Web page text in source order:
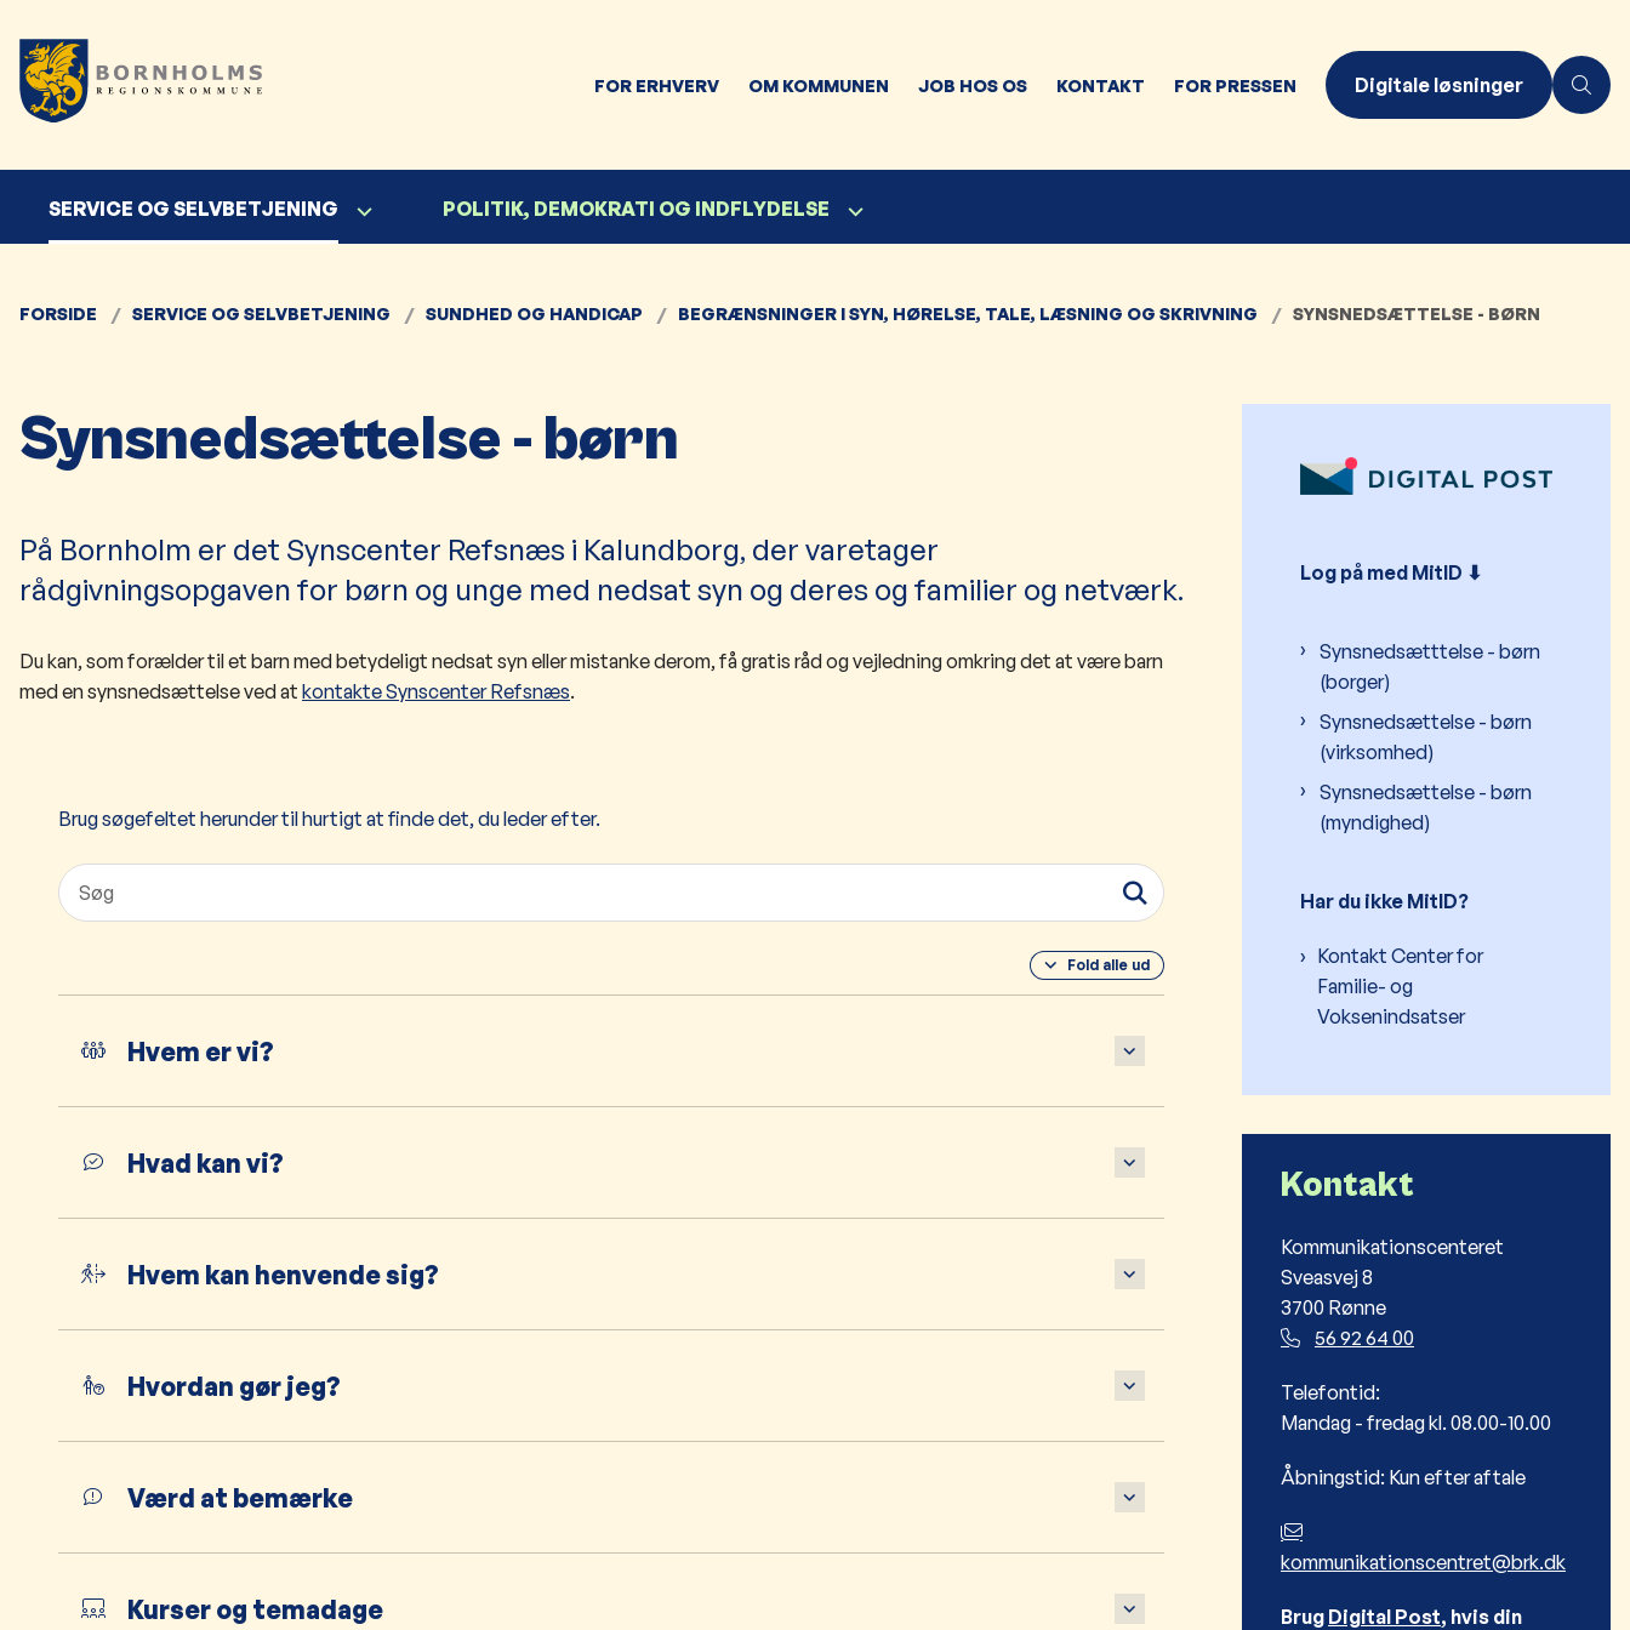
FOR ERHVERV OM KOMMUNEN JOB HOS OS KONTAKT FOR PRESSEN Digitale løsninger
SERVICE OG SELVBETJENING POLITIK, DEMOKRATI OG INDFLYDELSE
FORSIDE SERVICE OG SELVBETJENING SUNDHED OG HANDICAP BEGRÆNSNINGER I SYN, HØRELSE, TALE, LÆSNING OG SKRIVNING SYNSNEDSÆTTELSE - BØRN
Synsnedsættelse - børn
På Bornholm er det Synscenter Refsnæs i Kalundborg, der varetager
rådgivningsopgaven for børn og unge med nedsat syn og deres og familier og netværk.
Du kan, som forælder til et barn med betydeligt nedsat syn eller mistanke derom, få gratis råd og vejledning omkring det at være barn
med en synsnedsættelse ved at kontakte Synscenter Refsnæs.
Brug søgefeltet herunder til hurtigt at finde det, du leder efter.
Fold alle ud
Hvem er vi?
Hvad kan vi?
Hvem kan henvende sig?
Hvordan gør jeg?
Værd at bemærke
Kurser og temadage
Log på med MitID ⬇︎
Synsnedsætttelse - børn
(borger)
Synsnedsættelse - børn
(virksomhed)
Synsnedsættelse - børn
(myndighed)
Har du ikke MitID?
Kontakt Center for
Familie- og
Voksenindsatser
Kontakt
Kommunikationscenteret
Sveasvej 8
3700 Rønne
56 92 64 00
Telefontid:
Mandag - fredag kl. 08.00-10.00
Åbningstid: Kun efter aftale
kommunikationscentret@brk.dk
Brug Digital Post, hvis din